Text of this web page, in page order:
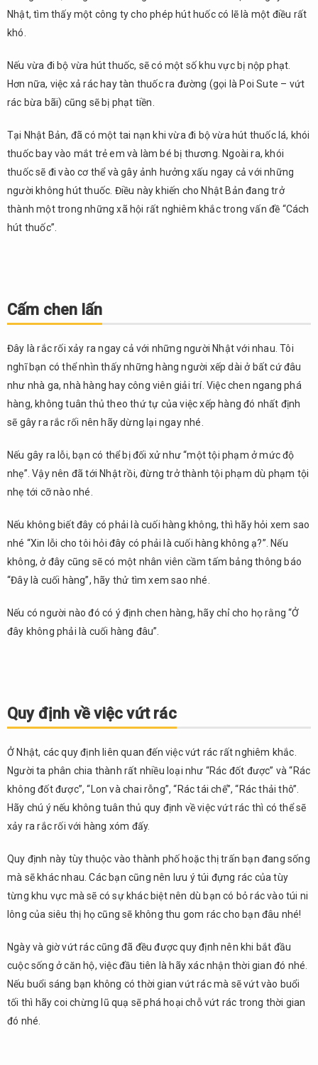
Nhật, tìm thấy một công ty cho phép hút huốc có lẽ là một điều rất
khó.
Nếu vừa đi bộ vừa hút thuốc, sẽ có một số khu vực bị nộp phạt.
Hơn nữa, việc xả rác hay tàn thuốc ra đường (gọi là Poi Sute – vứt
rác bừa bãi) cũng sẽ bị phạt tiền.
Tại Nhật Bản, đã có một tai nạn khi vừa đi bộ vừa hút thuốc lá, khói
thuốc bay vào mắt trẻ em và làm bé bị thương. Ngoài ra, khói
thuốc sẽ đi vào cơ thể và gây ảnh hưởng xấu ngay cả với những
người không hút thuốc. Điều này khiến cho Nhật Bản đang trở
thành một trong những xã hội rất nghiêm khắc trong vấn đề “Cách
hút thuốc”.
Cấm chen lấn
Đây là rắc rối xảy ra ngay cả với những người Nhật với nhau. Tôi
nghĩ bạn có thể nhìn thấy những hàng người xếp dài ở bất cứ đâu
như nhà ga, nhà hàng hay công viên giải trí. Việc chen ngang phá
hàng, không tuân thủ theo thứ tự của việc xếp hàng đó nhất định
sẽ gây ra rắc rối nên hãy dừng lại ngay nhé.
Nếu gây ra lỗi, bạn có thể bị đối xử như “một tội phạm ở mức độ
nhẹ”. Vậy nên đã tới Nhật rồi, đừng trở thành tội phạm dù phạm tội
nhẹ tới cỡ nào nhé.
Nếu không biết đây có phải là cuối hàng không, thì hãy hỏi xem sao
nhé “Xin lỗi cho tôi hỏi đây có phải là cuối hàng không ạ?”. Nếu
không, ở đây cũng sẽ có một nhân viên cầm tấm bảng thông báo
“Đây là cuối hàng”, hãy thử tìm xem sao nhé.
Nếu có người nào đó có ý định chen hàng, hãy chỉ cho họ rằng “Ở
đây không phải là cuối hàng đâu”.
Quy định về việc vứt rác
Ở Nhật, các quy định liên quan đến việc vứt rác rất nghiêm khắc.
Người ta phân chia thành rất nhiều loại như “Rác đốt được” và “Rác
không đốt được”, “Lon và chai rỗng”, “Rác tái chế”, “Rác thải thô”.
Hãy chú ý nếu không tuân thủ quy định về việc vứt rác thì có thể sẽ
xảy ra rắc rối với hàng xóm đấy.
Quy định này tùy thuộc vào thành phố hoặc thị trấn bạn đang sống
mà sẽ khác nhau. Các bạn cũng nên lưu ý túi đựng rác của tùy
từng khu vực mà sẽ có sự khác biệt nên dù bạn có bỏ rác vào túi ni
lông của siêu thị họ cũng sẽ không thu gom rác cho bạn đâu nhé!
Ngày và giờ vứt rác cũng đã đều được quy định nên khi bắt đầu
cuộc sống ở căn hộ, việc đầu tiên là hãy xác nhận thời gian đó nhé.
Nếu buổi sáng bạn không có thời gian vứt rác mà sẽ vứt vào buổi
tối thì hãy coi chừng lũ quạ sẽ phá hoại chỗ vứt rác trong thời gian
đó nhé.